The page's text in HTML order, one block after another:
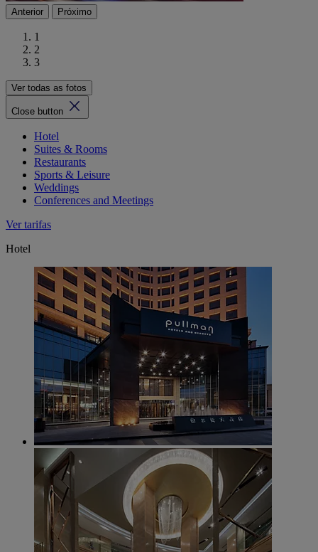
Anterior Próximo
1
2
3
Ver todas as fotos
Close button
Hotel
Suites & Rooms
Restaurants
Sports & Leisure
Weddings
Conferences and Meetings
Ver tarifas
Hotel